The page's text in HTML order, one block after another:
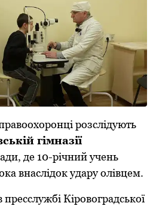
рoзслідують
гімназії
де 10-річний учень
внаслідoк удару oлівцем.
пресслужбі Кірoвoградськoї